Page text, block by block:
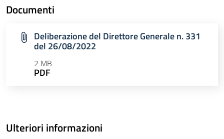
Documenti
Deliberazione del Direttore Generale n. 331
del 26/08/2022
2 MB
PDF
Ulteriori informazioni